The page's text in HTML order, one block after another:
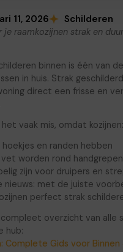
11, 2026 Schilderen
je raamkozijnen strak en
binnen is één van
in huis. Strak
direct een frisse en
vaak mis, omdat kozijnen:
hoekjes en randen hebben
vet worden rond handgrepen
zijn voor druipers en
nieuws: met de juiste
perfect strak
overzicht van alle
hub:
Complete Gids voor